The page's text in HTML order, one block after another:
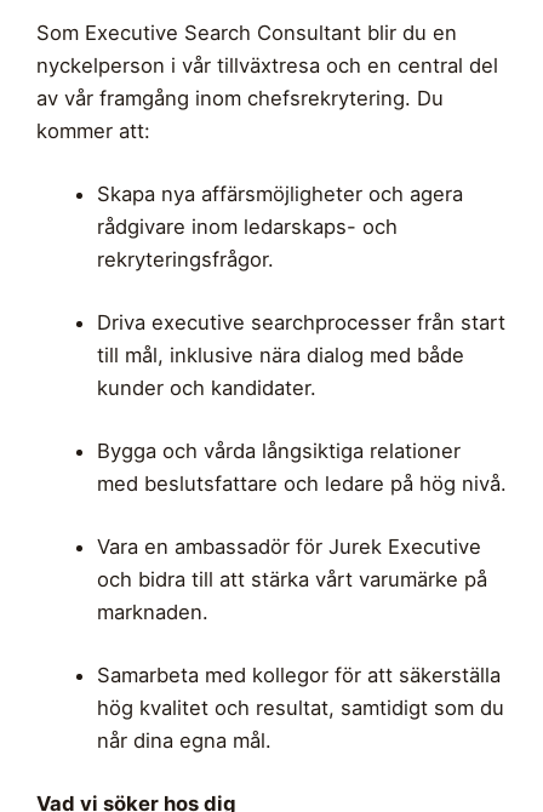
Som Executive Search Consultant blir du en
nyckelperson i vår tillväxtresa och en central del
av vår framgång inom chefsrekrytering. Du
kommer att:
Skapa nya affärsmöjligheter och agera
rådgivare inom ledarskaps- och
rekryteringsfrågor.
Driva executive searchprocesser från start
till mål, inklusive nära dialog med både
kunder och kandidater.
Bygga och vårda långsiktiga relationer
med beslutsfattare och ledare på hög nivå.
Vara en ambassadör för Jurek Executive
och bidra till att stärka vårt varumärke på
marknaden.
Samarbeta med kollegor för att säkerställa
hög kvalitet och resultat, samtidigt som du
når dina egna mål.
Vad vi söker hos dig